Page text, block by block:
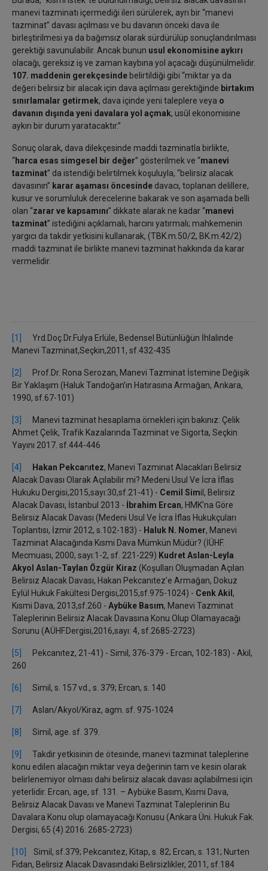
manevi tazminatı içermediği ileri sürülerek, ayrı bir “manevi
tazminat” davası açılması ve bu davanın önceki dava ile
birleştirilmesi ya da bağımsız olarak sürdürülüp sonuçlandırılması
gerektiği savunulabilir. Ancak bunun usul ekonomisine aykırı
olacağı, gereksiz iş ve zaman kaybına yol açacağı düşünülmelidir.
107. maddenin gerekçesinde belirtildiği gibi “miktar ya da
değeri belirsiz bir alacak için dava açılması gerektiğinde birtakım
sınırlamalar getirmek, dava içinde yeni taleplere veya o
davanın dışında yeni davalara yol açmak, usûl ekonomisine
aykırı bir durum yaratacaktır.”
Sonuç olarak, dava dilekçesinde maddi tazminatla birlikte,
“harca esas simgesel bir değer” gösterilmek ve “manevi
tazminat” da istendiği belirtilmek koşuluyla, “belirsiz alacak
davasının” karar aşaması öncesinde davacı, toplanan delillere,
kusur ve sorumluluk derecelerine bakarak ve son aşamada belli
olan “zarar ve kapsamını” dikkate alarak ne kadar “manevi
tazminat” istediğini açıklamalı, harcını yatırmalı; mahkemenin
yargıcı da takdir yetkisini kullanarak, (TBK.m.50/2, BK.m.42/2)
maddi tazminat ile birlikte manevi tazminat hakkında da karar
vermelidir.
[1]
Yrd.Doç.Dr.Fulya Erlüle, Bedensel Bütünlüğün İhlalinde
Manevi Tazminat,Seçkin,2011, sf.432-435
[2]
Prof.Dr. Rona Serozan, Manevi Tazminat İstemine Değişik
Bir Yaklaşım (Haluk Tandoğan’ın Hatırasına Armağan, Ankara,
1990, sf.67-101)
[3]
Manevi tazminat hesaplama örnekleri için bakınız: Çelik
Ahmet Çelik, Trafik Kazalarında Tazminat ve Sigorta, Seçkin
Yayını 2017. sf.444-446
[4] Hakan Pekcanıtez, Manevi Tazminat Alacakları Belirsiz
Alacak Davası Olarak Açılabilir mi? Medeni Usul Ve İcra İflas
Hukuku Dergisi,2015,sayı:30,sf.21-41) - Cemil Simil, Belirsiz
Alacak Davası, İstanbul 2013 - İbrahim Ercan, HMK’na Göre
Belirsiz Alacak Davası (Medeni Usul Ve İcra İflas Hukukçuları
Toplantısı, İzmir 2012, s.102-183) - Haluk N. Nomer, Manevi
Tazminat Alacağında Kısmi Dava Mümkün Müdür? (İÜHF.
Mecmuası, 2000, sayı:1-2, sf. 221-229) Kudret Aslan-Leyla
Akyol Aslan-Taylan Özgür Kiraz (Koşulları Oluşmadan Açılan
Belirsiz Alacak Davası, Hakan Pekcanıtez’e Armağan, Dokuz
Eylül Hukuk Fakültesi Dergisi,2015,sf.975-1024) - Cenk Akil ,
Kısmi Dava, 2013,sf.260 - Aybüke Basım, Manevi Tazminat
Taleplerinin Belirsiz Alacak Davasına Konu Olup Olamayacağı
Sorunu (AÜHF.Dergisi,2016,sayı: 4, sf.2685-2723)
[5]
Pekcanıtez, 21-41) - Simil, 376-379 - Ercan, 102-183) - Akil,
260
[6] Simil, s. 157 vd., s. 379; Ercan, s. 140
[7] Aslan/Akyol/Kiraz, agm. sf. 975-1024
[8] Simil, age. sf. 379.
[9]
Takdir yetkisinin de ötesinde, manevi tazminat taleplerine
konu edilen alacağın miktar veya değerinin tam ve kesin olarak
belirlenemiyor olması dahi belirsiz alacak davası açılabilmesi için
yeterlidir. Ercan, age, sf. 131. – Aybüke Basım, Kısmi Dava,
Belirsiz Alacak Davası ve Manevi Tazminat Taleplerinin Bu
Davalara Konu olup olamayacağı Konusu (Ankara Üni. Hukuk Fak.
Dergisi, 65 (4) 2016: 2685-2723)
[10]
Simil, sf.379; Pekcanıtez, Kitap, s. 82; Ercan, s. 131; Nurten
Fidan, Belirsiz Alacak Davasındaki Belirsizlikler, 2011, sf.184